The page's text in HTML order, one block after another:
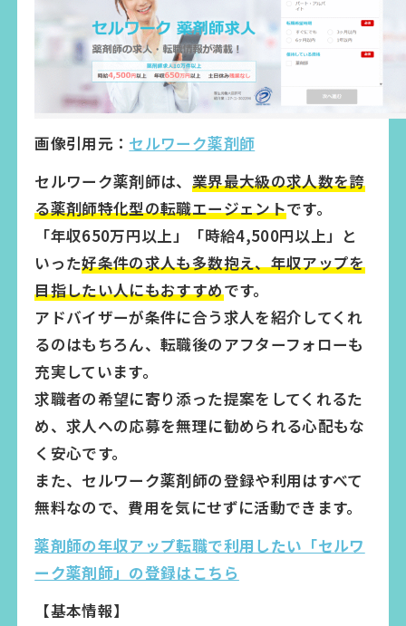
画像引用元： セルワーク薬剤師
セルワーク薬剤師は、 業界最大級の求人数を誇
る薬剤師特化型の転職エージェントです。
「年収650万円以上」「時給4,500円以上」と
いった好条件の求人も多数抱え、年収アップを
目指したい人にもおすすめです。
アドバイザーが条件に合う求人を紹介してくれ
るのはもちろん、転職後のアフターフォローも
充実しています。
求職者の希望に寄り添った提案をしてくれるた
め、求人への応募を無理に勧められる心配もな
く安心です。
また、セルワーク薬剤師の登録や利用はすべて
無料なので、費用を気にせずに活動できます。
薬剤師の年収アップ転職で利用したい「セルワ
ーク薬剤師」の登録はこちら
【基本情報】